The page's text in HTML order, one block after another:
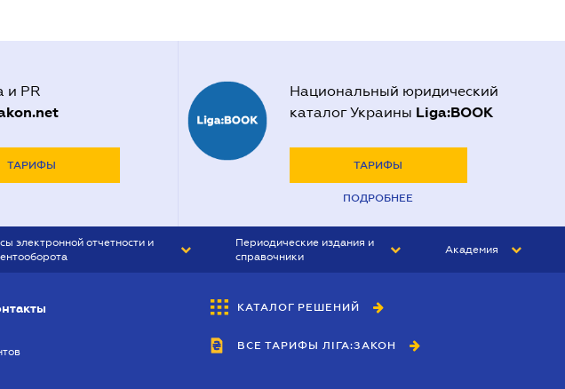
и PR
ТАРИФЫ
Национальный юридический
каталог Украины Liga:BOOK
ТАРИФЫ
ПОДРОБНЕЕ
электронной отчетности и
Периодические издания и
справочники
БУХГАЛТЕР&ЗАКОН
ВЕСТНИК МСФО
Академия
КАТАЛОГ РЕШЕНИЙ
ВСЕ ТАРИФЫ ЛІГА:ЗАКОН